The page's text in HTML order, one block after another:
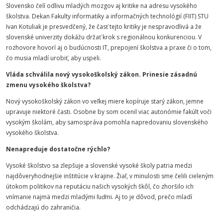
Slovensko čelí odlivu mladých mozgov aj kritike na adresu vysokého
školstva. Dekan Fakulty informatiky a informačných technológií (FIIT) STU
Ivan Kotuliak je presvedčený, že časť tejto kritiky je nespravodlivá a že
slovenské univerzity dokážu držať krok s regionálnou konkurenciou. V
rozhovore hovorí aj o budúcnosti IT, prepojení školstva a praxe či o tom,
čo musia mladí urobiť, aby uspeli.
Vláda schválila nový vysokoškolský zákon. Prinesie zásadnú
zmenu vysokého školstva?
Nový vysokoškolský zákon vo veľkej miere kopíruje starý zákon, jemne
upravuje niektoré časti. Osobne by som ocenil viac autonómie fakúlt voči
vysokým školám, aby samospráva pomohla napredovaniu slovenského
vysokého školstva.
Nenapreduje dostatočne rýchlo?
Vysoké školstvo sa zlepšuje a slovenské vysoké školy patria medzi
najdôveryhodnejšie inštitúcie v krajine. Žiaľ, v minulosti sme čelili cieleným
útokom politikov na reputáciu našich vysokých škôl, čo zhoršilo ich
vnímanie najmä medzi mladými ľuďmi. Aj to je dôvod, prečo mladí
odchádzajú do zahraničia.